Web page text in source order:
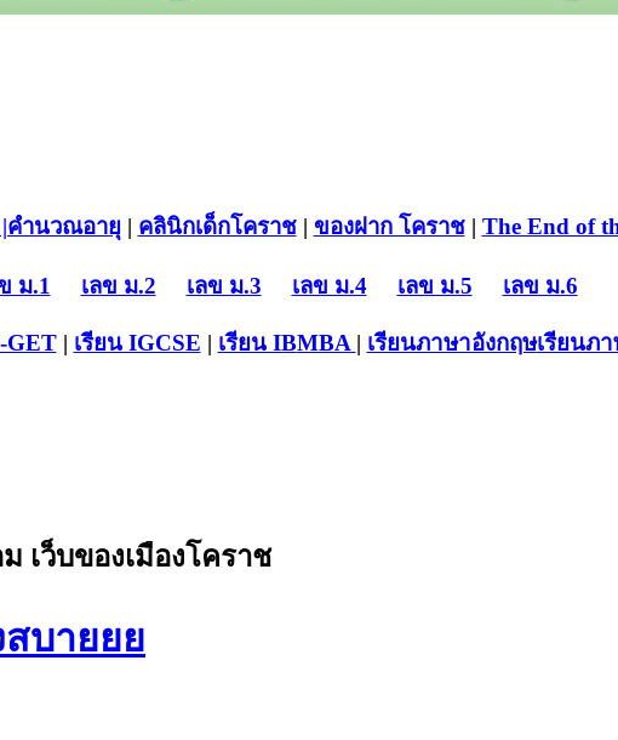
|คำนวณอายุ | คลินิกเด็กโคราช| ของฝาก โคราช| The End of
ม.1 เลข ม.2 เลข ม.3 เลข ม.4 เลข ม.5 เลข ม.6
GET| เรียน IGCSE | เรียน IBMBA | เรียนภาษาอังกฤษเรียนภ
เว็บของเมืองโคราช
สบายยย